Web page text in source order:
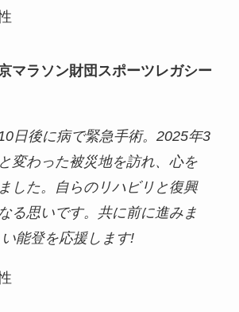
マラソン財団スポーツレガシー
日後に病で緊急手術。2025年3
変わった被災地を訪れ、心を
した。自らのリハビリと復興
る思いです。共に前に進みま
能登を応援します!